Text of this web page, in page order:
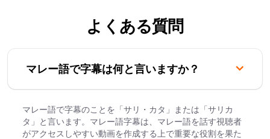
よくある質問
マレー語で字幕は何と言いますか？
マレー語で字幕のことを「サリ・カタ」または「サリカ
タ」と言います。マレー語字幕は、マレー語を話す視聴者
がアクセスしやすい動画を作成する上で重要な役割を果た